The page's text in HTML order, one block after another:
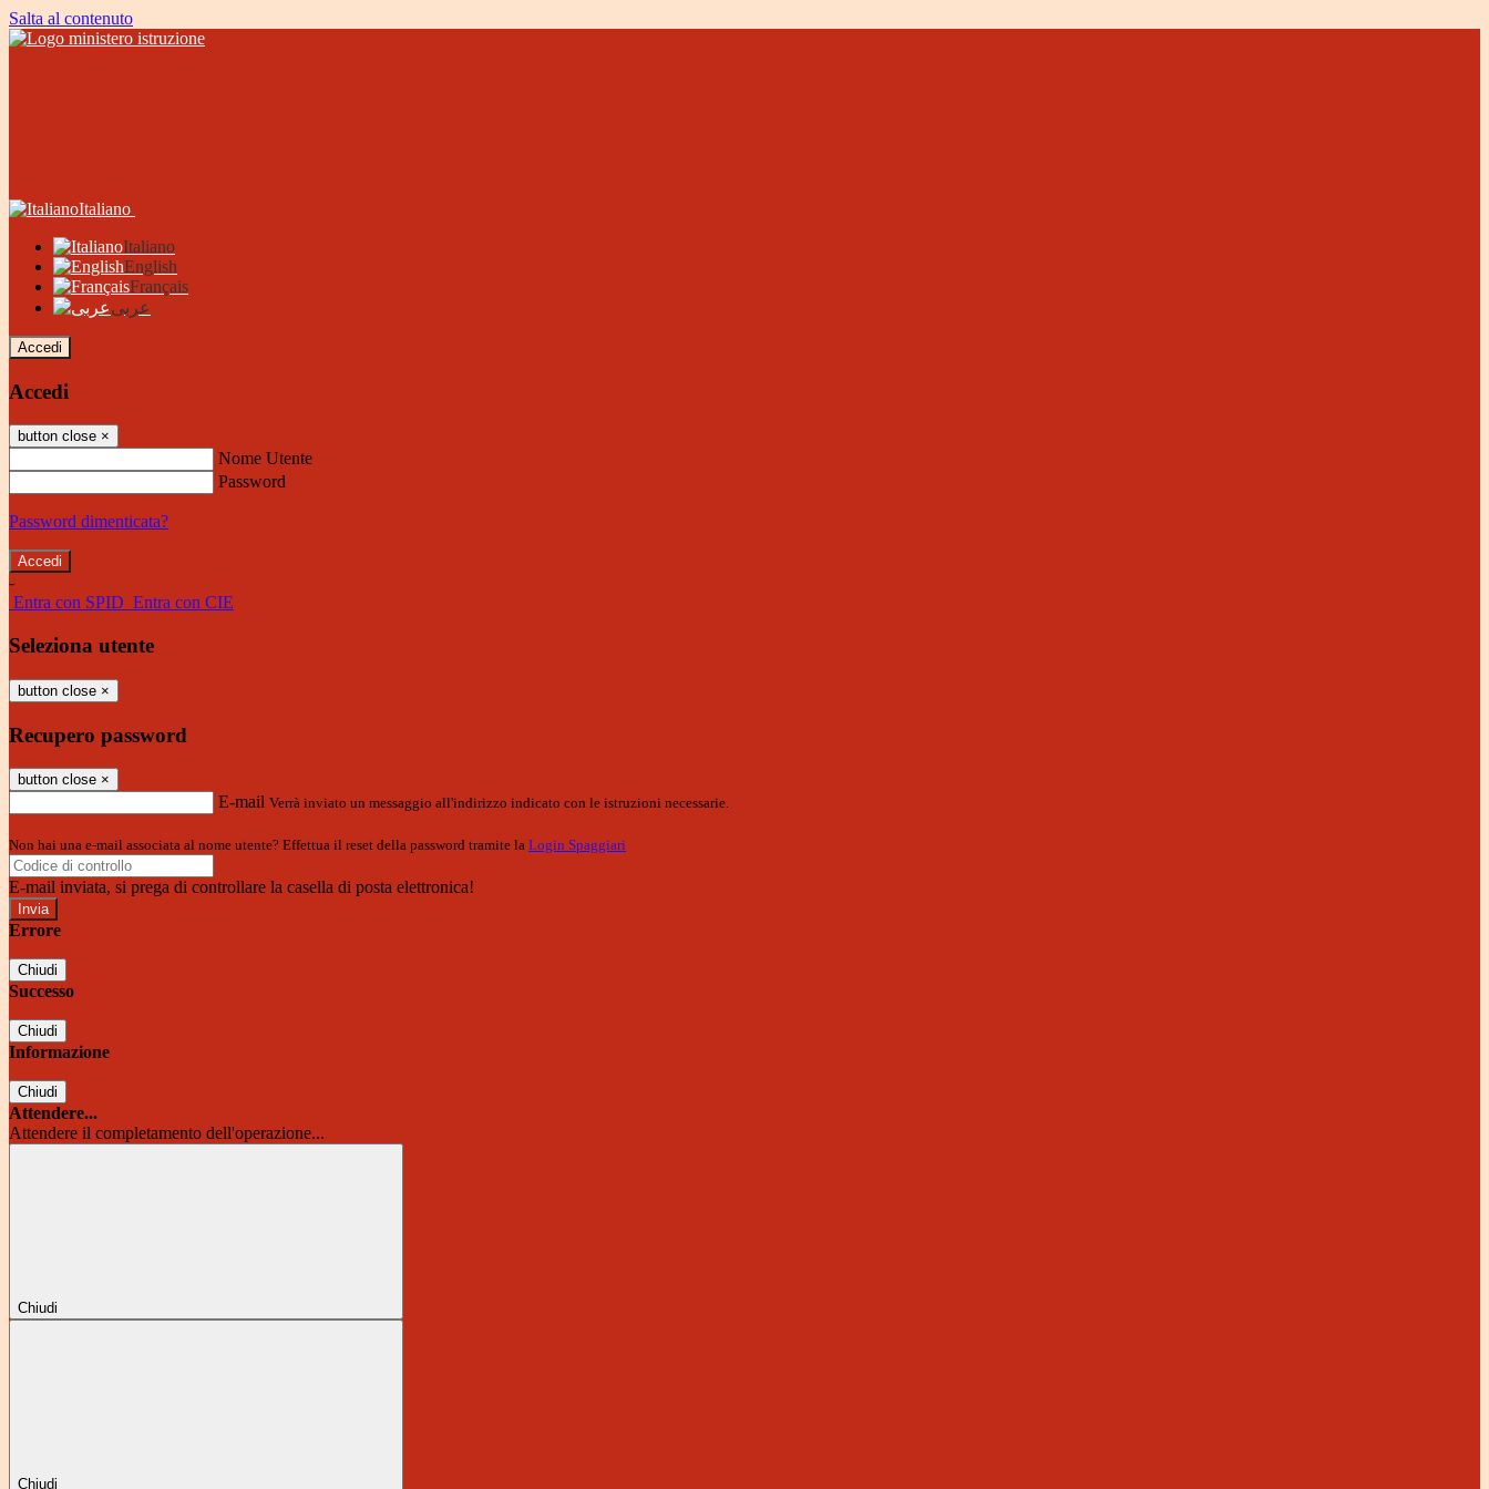
Salta al contenuto
Italiano
Italiano
English
Français
عربى
Accedi
Accedi
button close ×
Nome Utente
Password
Password dimenticata?
-
Entra con SPID Entra con CIE
Seleziona utente
button close ×
Recupero password
button close ×
E-mail Verrà inviato un messaggio all'indirizzo indicato con le istruzioni necessarie.
Non hai una e-mail associata al nome utente? Effettua il reset della password tramite la Login Spaggiari
E-mail inviata, si prega di controllare la casella di posta elettronica!
Errore
Chiudi
Successo
Chiudi
Informazione
Chiudi
Attendere...
Attendere il completamento dell'operazione...
Chiudi
Chiudi